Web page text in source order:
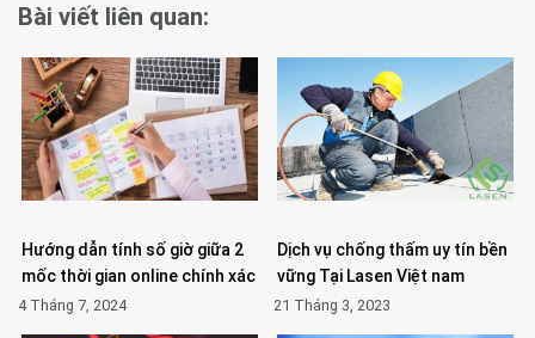
Bài viết liên quan:
Hướng dẫn tính số giờ giữa 2
mốc thời gian online chính xác
4 Tháng 7, 2024
Dịch vụ chống thấm uy tín bền
vững Tại Lasen Việt nam
21 Tháng 3, 2023